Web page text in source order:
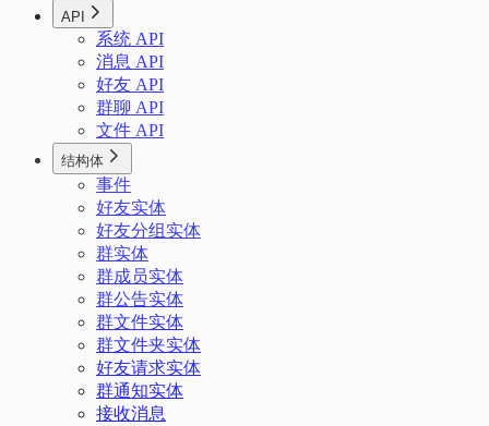
API
系统 API
消息 API
好友 API
群聊 API
文件 API
结构体
事件
好友实体
好友分组实体
群实体
群成员实体
群公告实体
群文件实体
群文件夹实体
好友请求实体
群通知实体
接收消息